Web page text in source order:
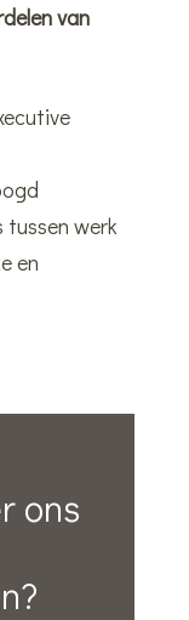
van
tussen werk
en
ons